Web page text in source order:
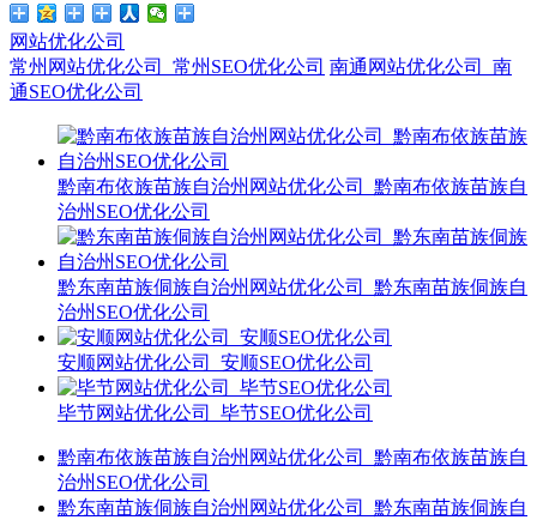
网站优化公司
常州网站优化公司_常州SEO优化公司 南通网站优化公司_南
通SEO优化公司
黔南布依族苗族自治州网站优化公司_黔南布依族苗族自
治州SEO优化公司
黔东南苗族侗族自治州网站优化公司_黔东南苗族侗族自
治州SEO优化公司
安顺网站优化公司_安顺SEO优化公司
毕节网站优化公司_毕节SEO优化公司
黔南布依族苗族自治州网站优化公司_黔南布依族苗族自
治州SEO优化公司
黔东南苗族侗族自治州网站优化公司_黔东南苗族侗族自